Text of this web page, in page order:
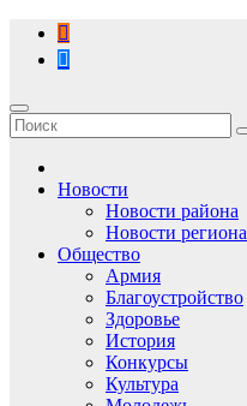
Перейти
содержимому
Новости
Новости района
Новости региона
Общество
Армия
Благоустройство
Здоровье
История
Конкурсы
Культура